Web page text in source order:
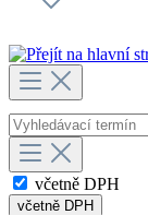
včetně DPH
včetně DPH